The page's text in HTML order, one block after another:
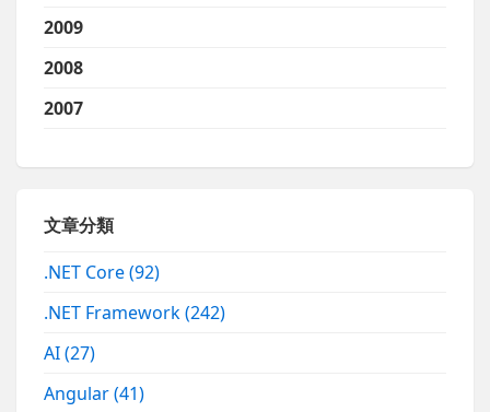
2009
2008
2007
文章分類
.NET Core(92)
.NET Framework(242)
AI(27)
Angular(41)